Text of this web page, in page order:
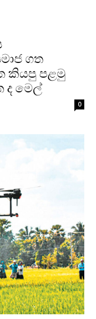
ගත
කියපු පළමු
ද මෙල්
0